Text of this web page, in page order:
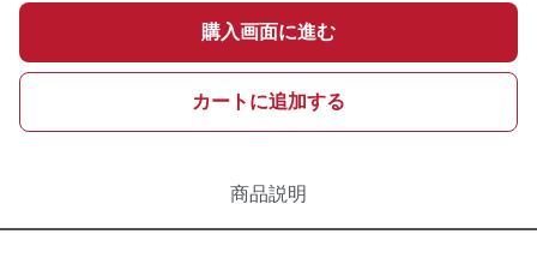
購入画面に進む
カートに追加する
商品説明